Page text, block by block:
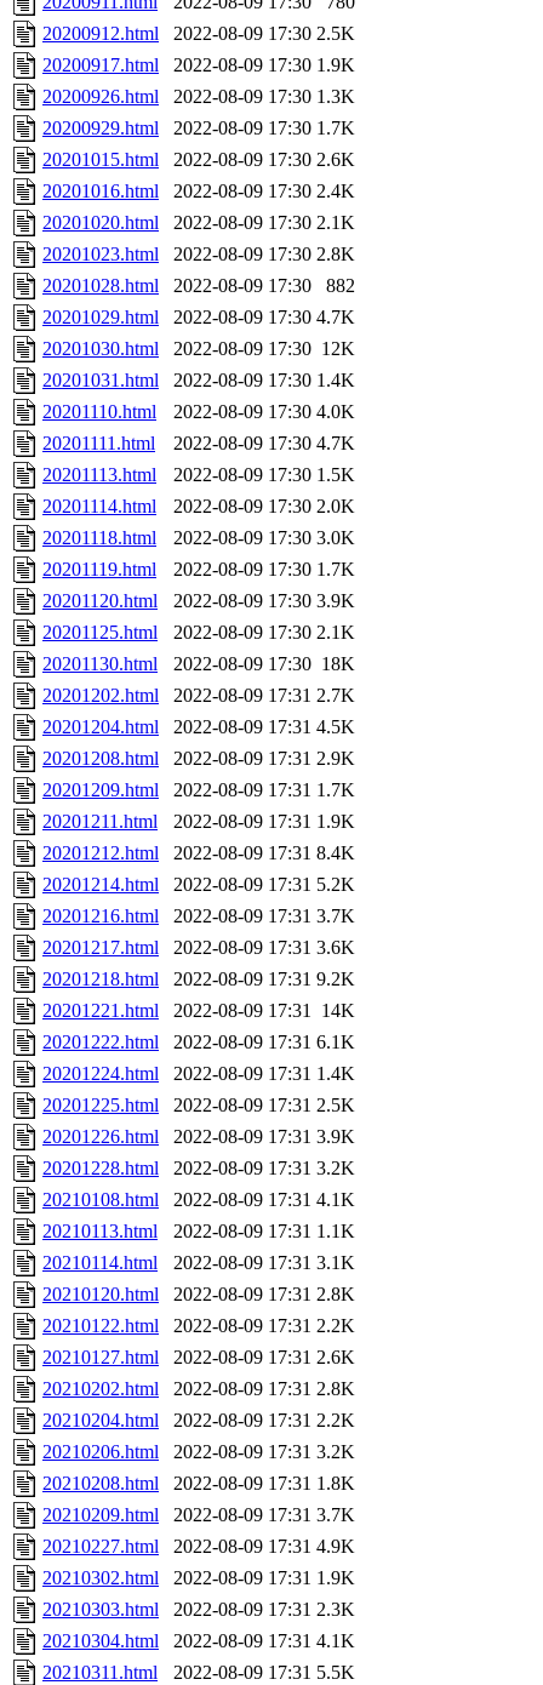
20200912.html
2022-08-09 17:30 2.5K
20200917.html
2022-08-09 17:30 1.9K
20200926.html
2022-08-09 17:30 1.3K
20200929.html
2022-08-09 17:30 1.7K
20201015.html
2022-08-09 17:30 2.6K
20201016.html
2022-08-09 17:30 2.4K
20201020.html
2022-08-09 17:30 2.1K
20201023.html
2022-08-09 17:30 2.8K
20201028.html
2022-08-09 17:30
882
20201029.html
2022-08-09 17:30 4.7K
20201030.html
2022-08-09 17:30 12K
20201031.html
2022-08-09 17:30 1.4K
20201110.html
2022-08-09 17:30 4.0K
20201111.html
2022-08-09 17:30 4.7K
20201113.html
2022-08-09 17:30 1.5K
20201114.html
2022-08-09 17:30 2.0K
20201118.html
2022-08-09 17:30 3.0K
20201119.html
2022-08-09 17:30 1.7K
20201120.html
2022-08-09 17:30 3.9K
20201125.html
2022-08-09 17:30 2.1K
20201130.html
2022-08-09 17:30 18K
20201202.html
2022-08-09 17:31 2.7K
20201204.html
2022-08-09 17:31 4.5K
20201208.html
2022-08-09 17:31 2.9K
20201209.html
2022-08-09 17:31 1.7K
20201211.html
2022-08-09 17:31 1.9K
20201212.html
2022-08-09 17:31 8.4K
20201214.html
2022-08-09 17:31 5.2K
20201216.html
2022-08-09 17:31 3.7K
20201217.html
2022-08-09 17:31 3.6K
20201218.html
2022-08-09 17:31 9.2K
20201221.html
2022-08-09 17:31 14K
20201222.html
2022-08-09 17:31 6.1K
20201224.html
2022-08-09 17:31 1.4K
20201225.html
2022-08-09 17:31 2.5K
20201226.html
2022-08-09 17:31 3.9K
20201228.html
2022-08-09 17:31 3.2K
20210108.html
2022-08-09 17:31 4.1K
20210113.html
2022-08-09 17:31 1.1K
20210114.html
2022-08-09 17:31 3.1K
20210120.html
2022-08-09 17:31 2.8K
20210122.html
2022-08-09 17:31 2.2K
20210127.html
2022-08-09 17:31 2.6K
20210202.html
2022-08-09 17:31 2.8K
20210204.html
2022-08-09 17:31 2.2K
20210206.html
2022-08-09 17:31 3.2K
20210208.html
2022-08-09 17:31 1.8K
20210209.html
2022-08-09 17:31 3.7K
20210227.html
2022-08-09 17:31 4.9K
20210302.html
2022-08-09 17:31 1.9K
20210303.html
2022-08-09 17:31 2.3K
20210304.html
2022-08-09 17:31 4.1K
20210311.html
2022-08-09 17:31 5.5K